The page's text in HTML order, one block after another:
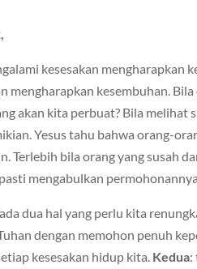
kesesakan mengharapkan
mengharapkan kesembuhan.
akan kita perbuat? Bila melihat
Yesus tahu bahwa orang-
Terlebih bila orang yang susah
mengabulkan
dua hal yang perlu kita
dengan memohon penuh
kesesakan hidup kita. Kedua: